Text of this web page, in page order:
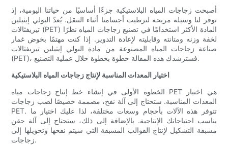
أصبحت زجاجات المياه البلاستيكية جزءًا أساسيًا من حياتنا اليومية، إذ
توفر لنا وسيلة مريحة لترطيب أجسامنا أثناء التنقل. يُعدّ البولي إيثيلين
تيريفثالات (PET) المادة الأكثر استخدامًا في تصنيع زجاجات المياه نظرًا
لخفة وزنه ومتانته وقابليته لإعادة التدوير. إذا كنت مهتمًا بخوض غمار
صناعة زجاجات المياه المصنوعة من مادة البولي إيثيلين تيريفثالات
(PET)، فسترشدك هذه المقالة خطوة بخطوة خلال عملية التصنيع.
اختيار المعدات المناسبة لإنتاج زجاجات المياه البلاستيكية
الخطوة الأولى في إنشاء خط إنتاج زجاجات مياه PET هي اختيار
المعدات المناسبة. ستحتاج إلى آلة نفخ، مصممة خصيصًا لصب زجاجات
PET. تتوفر هذه الآلات بأحجام وسعات مختلفة، لذا عليك اختيار ما
يناسب احتياجاتك الإنتاجية. بالإضافة إلى ذلك، ستحتاج إلى آلة حقن
مسبقة التشكيل لإنتاج القوالب المسبقة التي سيتم نفخها وتحويلها إلى
زجاجات.